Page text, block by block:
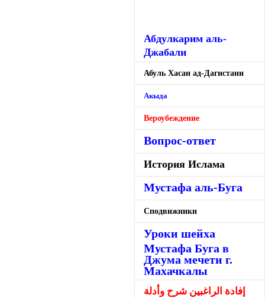
Абдулкарим аль-
Джабали
Абуль Хасан ад-Дагистани
Акыда
Вероубеждение
Вопрос-ответ
История Ислама
Мустафа аль-Буга
Сподвижники
Уроки шейха
Мустафа Буга в
Джума мечети г.
Махачкалы
إفادة الراغبين شرح وأدلة